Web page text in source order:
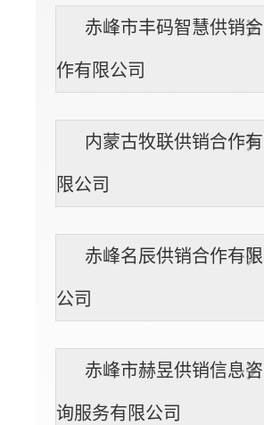
赤峰市丰码智慧供销合
作有限公司
内蒙古牧联供销合作有
限公司
赤峰名辰供销合作有限
公司
赤峰市赫昱供销信息咨
询服务有限公司